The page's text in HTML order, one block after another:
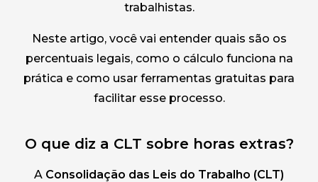
trabalhistas.
Neste artigo, você vai entender quais são os
percentuais legais, como o cálculo funciona na
prática e como usar ferramentas gratuitas para
facilitar esse processo.
O que diz a CLT sobre horas extras?
A Consolidação das Leis do Trabalho (CLT)